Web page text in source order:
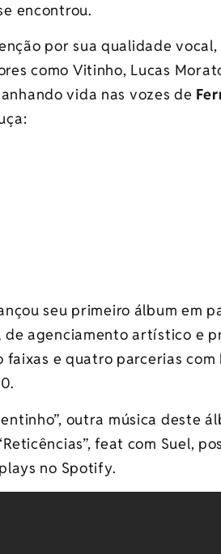
encontrou.
por sua qualidade
como Vitinho, Lucas
vida nas vozes de
seu primeiro álbum em
agenciamento artístico e
faixas e quatro parcerias com
outra música deste
feat com Suel,
no Spotify.